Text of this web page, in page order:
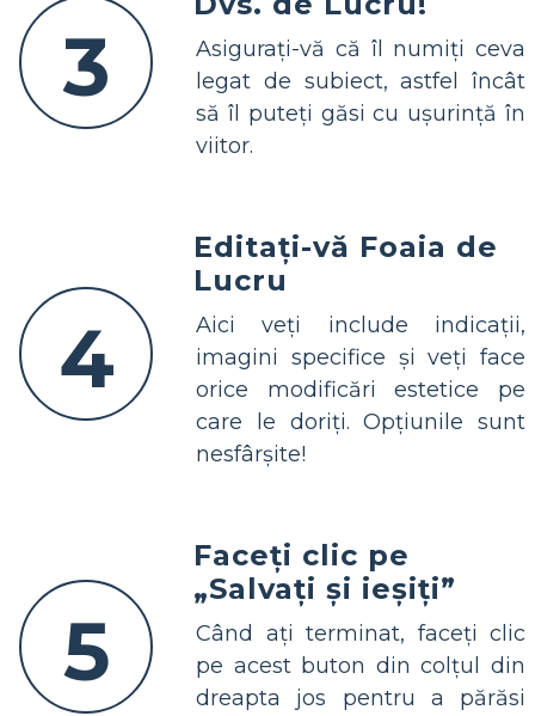
3
Asigurați-vă că îl numiți ceva
legat de subiect, astfel încât
să îl puteți găsi cu ușurință în
viitor.
4
Editați-vă Foaia de
Lucru
Aici veți include indicații,
imagini specifice și veți face
orice modificări estetice pe
care le doriți. Opțiunile sunt
nesfârșite!
5
Faceți clic pe
„Salvați și ieșiți”
Când ați terminat, faceți clic
pe acest buton din colțul din
dreapta jos pentru a părăsi